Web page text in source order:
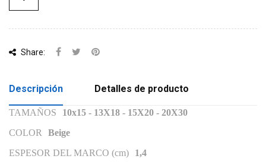
Share:
Descripción Detalles de producto
TAMAÑOS
10x15 - 13X18 - 15X20 - 20X30
COLOR
Beige
ESPESOR DEL MARCO (cm)
1,4